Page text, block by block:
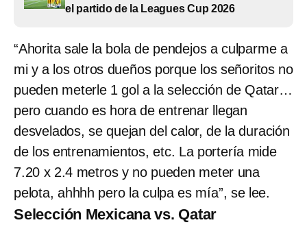
el partido de la Leagues Cup 2026
“Ahorita sale la bola de pendejos a culparme a
mi y a los otros dueños porque los señoritos no
pueden meterle 1 gol a la selección de Qatar…
pero cuando es hora de entrenar llegan
desvelados, se quejan del calor, de la duración
de los entrenamientos, etc. La portería mide
7.20 x 2.4 metros y no pueden meter una
pelota, ahhhh pero la culpa es mía”, se lee.
Selección Mexicana vs. Qatar